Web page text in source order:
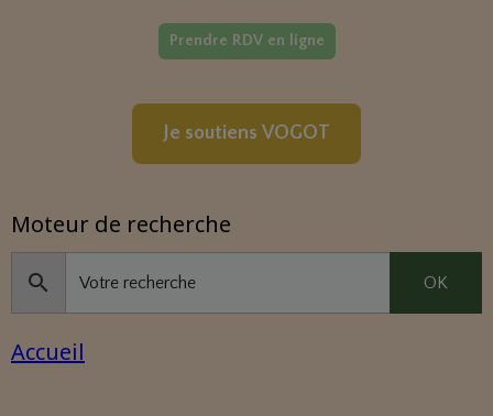
Prendre RDV en ligne
Je soutiens VOGOT
Moteur de recherche
OK
Accueil